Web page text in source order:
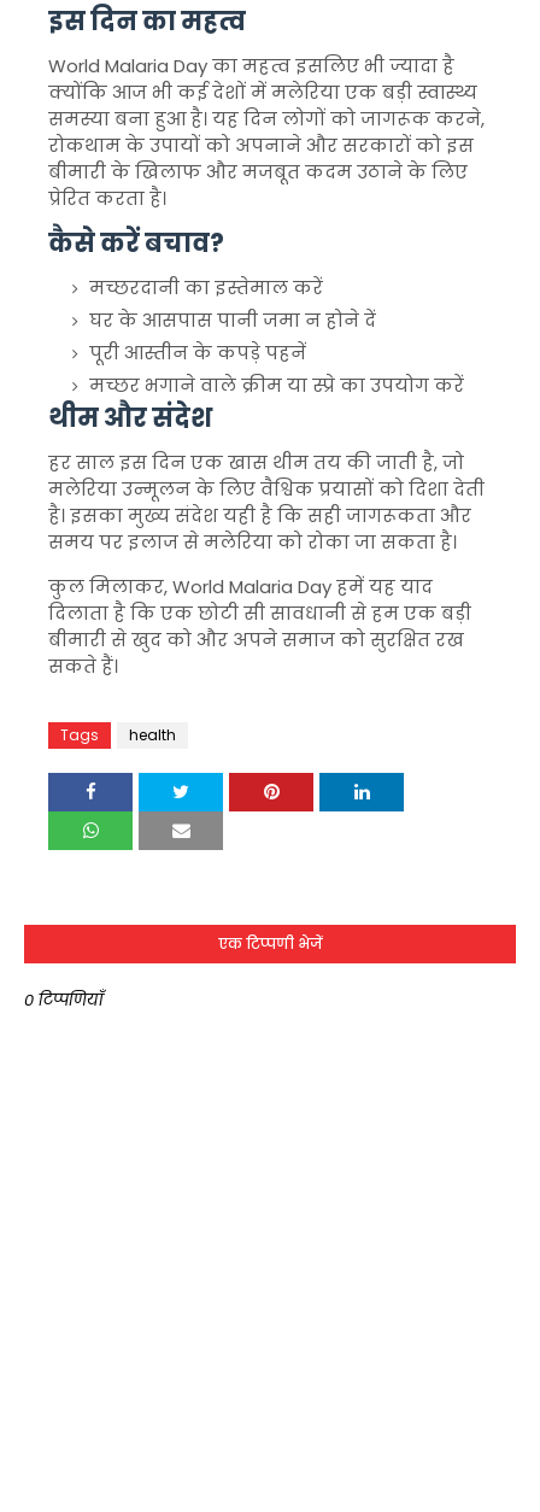
इस दिन का महत्व
World Malaria Day का महत्व इसलिए भी ज्यादा है
क्योंकि आज भी कई देशों में मलेरिया एक बड़ी स्वास्थ्य
समस्या बना हुआ है। यह दिन लोगों को जागरूक करने,
रोकथाम के उपायों को अपनाने और सरकारों को इस
बीमारी के खिलाफ और मजबूत कदम उठाने के लिए
प्रेरित करता है।
कैसे करें बचाव?
मच्छरदानी का इस्तेमाल करें
घर के आसपास पानी जमा न होने दें
पूरी आस्तीन के कपड़े पहनें
मच्छर भगाने वाले क्रीम या स्प्रे का उपयोग करें
थीम और संदेश
हर साल इस दिन एक खास थीम तय की जाती है, जो
मलेरिया उन्मूलन के लिए वैश्विक प्रयासों को दिशा देती
है। इसका मुख्य संदेश यही है कि सही जागरूकता और
समय पर इलाज से मलेरिया को रोका जा सकता है।
कुल मिलाकर,World Malaria Dayहमें यह याद
दिलाता है कि एक छोटी सी सावधानी से हम एक बड़ी
बीमारी से खुद को और अपने समाज को सुरक्षित रख
सकते हैं।
Tags health
एक टिप्पणी भेजें
0 टिप्पणियाँ